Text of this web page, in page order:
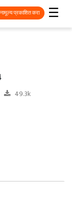
☰
प्रकाशित करा
49.3k